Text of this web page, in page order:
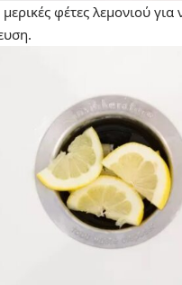
μερικές φέτες λεμονιού